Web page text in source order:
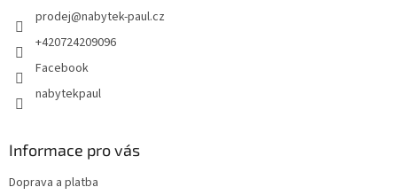
prodej@nabytek-paul.cz
+420724209096
Facebook
nabytekpaul
Informace pro vás
Doprava a platba